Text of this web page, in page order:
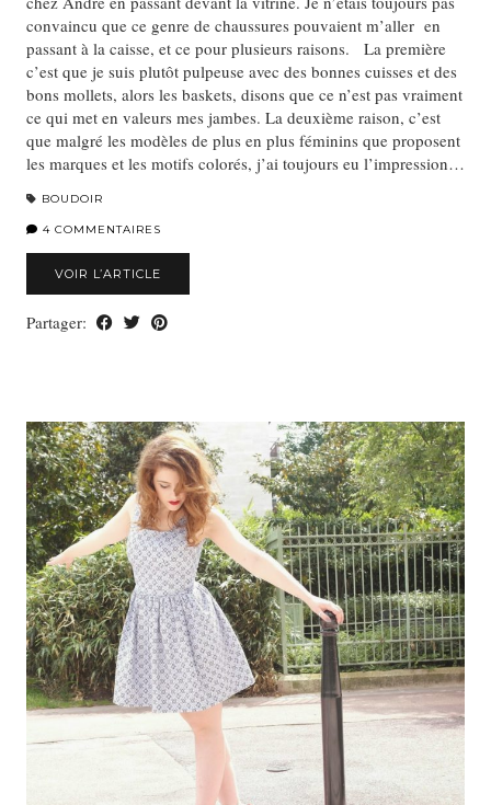
convaincu que ce genre de chaussures pouvaient m’aller en
passant à la caisse, et ce pour plusieurs raisons. La première
c’est que je suis plutôt pulpeuse avec des bonnes cuisses et des
bons mollets, alors les baskets, disons que ce n’est pas vraiment
ce qui met en valeurs mes jambes. La deuxième raison, c’est
que malgré les modèles de plus en plus féminins que proposent
les marques et les motifs colorés, j’ai toujours eu l’impression…
BOUDOIR
4 COMMENTAIRES
VOIR L’ARTICLE
Partager: